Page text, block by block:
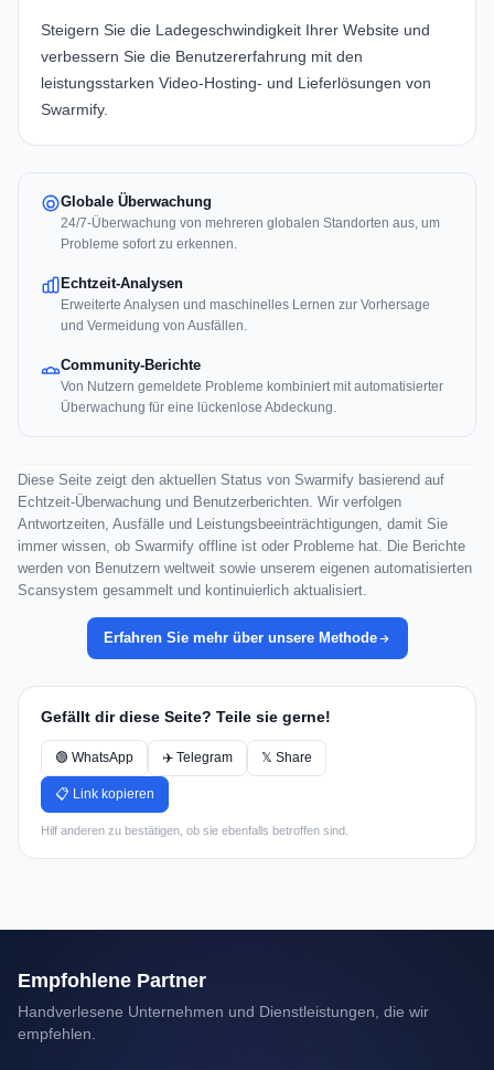
Steigern Sie die Ladegeschwindigkeit Ihrer Website und
verbessern Sie die Benutzererfahrung mit den
leistungsstarken Video-Hosting- und Lieferlösungen von
Swarmify.
Globale Überwachung
24/7-Überwachung von mehreren globalen Standorten aus, um
Probleme sofort zu erkennen.
Echtzeit-Analysen
Erweiterte Analysen und maschinelles Lernen zur Vorhersage
und Vermeidung von Ausfällen.
Community-Berichte
Von Nutzern gemeldete Probleme kombiniert mit automatisierter
Überwachung für eine lückenlose Abdeckung.
Diese Seite zeigt den aktuellen Status von Swarmify basierend auf
Echtzeit-Überwachung und Benutzerberichten. Wir verfolgen
Antwortzeiten, Ausfälle und Leistungsbeeinträchtigungen, damit Sie
immer wissen, ob Swarmify offline ist oder Probleme hat. Die Berichte
werden von Benutzern weltweit sowie unserem eigenen automatisierten
Scansystem gesammelt und kontinuierlich aktualisiert.
Erfahren Sie mehr über unsere Methode
Gefällt dir diese Seite? Teile sie gerne!
🟢 WhatsApp ✈️ Telegram 𝕏 Share
📋 Link kopieren
Hilf anderen zu bestätigen, ob sie ebenfalls betroffen sind.
Empfohlene Partner
Handverlesene Unternehmen und Dienstleistungen, die wir
empfehlen.